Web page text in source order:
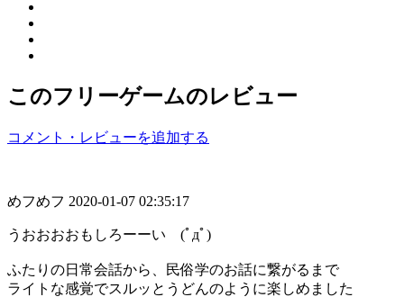
このフリーゲームのレビュー
コメント・レビューを追加する
めフめフ 2020-01-07 02:35:17
うおおおおもしろーーい (ﾟдﾟ)
ふたりの日常会話から、民俗学のお話に繋がるまで
ライトな感覚でスルッとうどんのように楽しめました